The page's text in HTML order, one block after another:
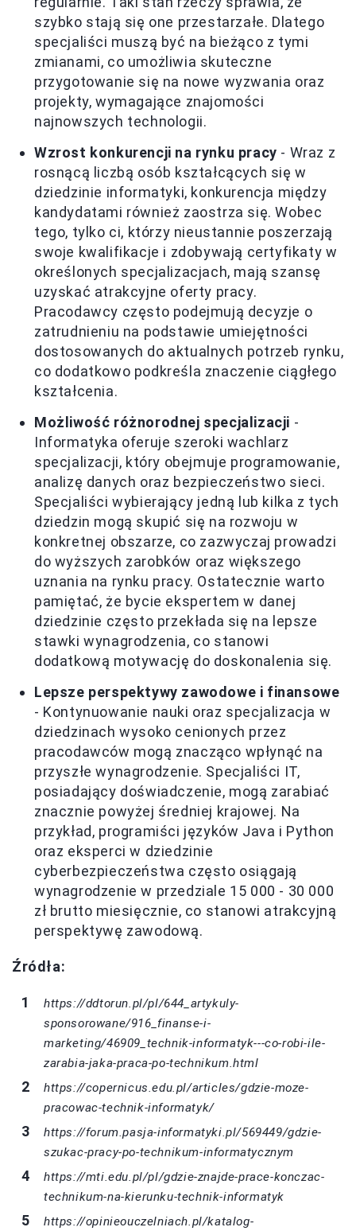
szybko stają się one przestarzałe. Dlatego
specjaliści muszą być na bieżąco z tymi
zmianami, co umożliwia skuteczne
przygotowanie się na nowe wyzwania oraz
projekty, wymagające znajomości
najnowszych technologii.
Wzrost konkurencji na rynku pracy - Wraz z
rosnącą liczbą osób kształcących się w
dziedzinie informatyki, konkurencja między
kandydatami również zaostrza się. Wobec
tego, tylko ci, którzy nieustannie poszerzają
swoje kwalifikacje i zdobywają certyfikaty w
określonych specjalizacjach, mają szansę
uzyskać atrakcyjne oferty pracy.
Pracodawcy często podejmują decyzje o
zatrudnieniu na podstawie umiejętności
dostosowanych do aktualnych potrzeb rynku,
co dodatkowo podkreśla znaczenie ciągłego
kształcenia.
Możliwość różnorodnej specjalizacji -
Informatyka oferuje szeroki wachlarz
specjalizacji, który obejmuje programowanie,
analizę danych oraz bezpieczeństwo sieci.
Specjaliści wybierający jedną lub kilka z tych
dziedzin mogą skupić się na rozwoju w
konkretnej obszarze, co zazwyczaj prowadzi
do wyższych zarobków oraz większego
uznania na rynku pracy. Ostatecznie warto
pamiętać, że bycie ekspertem w danej
dziedzinie często przekłada się na lepsze
stawki wynagrodzenia, co stanowi
dodatkową motywację do doskonalenia się.
Lepsze perspektywy zawodowe i finansowe
- Kontynuowanie nauki oraz specjalizacja w
dziedzinach wysoko cenionych przez
pracodawców mogą znacząco wpłynąć na
przyszłe wynagrodzenie. Specjaliści IT,
posiadający doświadczenie, mogą zarabiać
znacznie powyżej średniej krajowej. Na
przykład, programiści języków Java i Python
oraz eksperci w dziedzinie
cyberbezpieczeństwa często osiągają
wynagrodzenie w przedziale 15 000 - 30 000
zł brutto miesięcznie, co stanowi atrakcyjną
perspektywę zawodową.
Źródła:
https://ddtorun.pl/pl/644_artykuly-
sponsorowane/916_finanse-i-
marketing/46909_technik-informatyk---co-robi-ile-
zarabia-jaka-praca-po-technikum.html
https://copernicus.edu.pl/articles/gdzie-moze-
pracowac-technik-informatyk/
https://forum.pasja-informatyki.pl/569449/gdzie-
szukac-pracy-po-technikum-informatycznym
https://mti.edu.pl/pl/gdzie-znajde-prace-konczac-
technikum-na-kierunku-technik-informatyk
https://opinieouczelniach.pl/katalog-